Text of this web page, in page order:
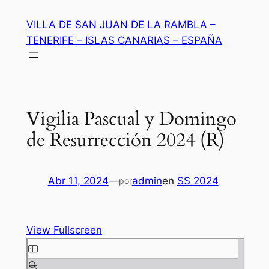
contenido
VILLA DE SAN JUAN DE LA RAMBLA –
TENERIFE – ISLAS CANARIAS – ESPAÑA
Vigilia Pascual y Domingo
de Resurrección 2024 (R)
Abr 11, 2024—poradminen SS 2024
View Fullscreen
Saltar
al